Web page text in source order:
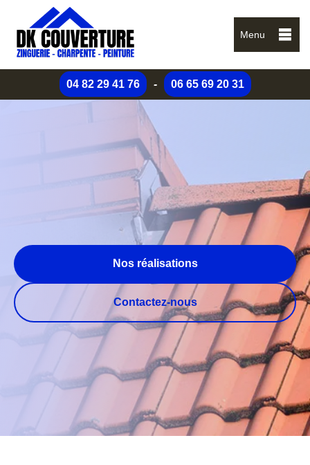
Menu
04 82 29 41 76 - 06 65 69 20 31
Nos réalisations
Contactez-nous